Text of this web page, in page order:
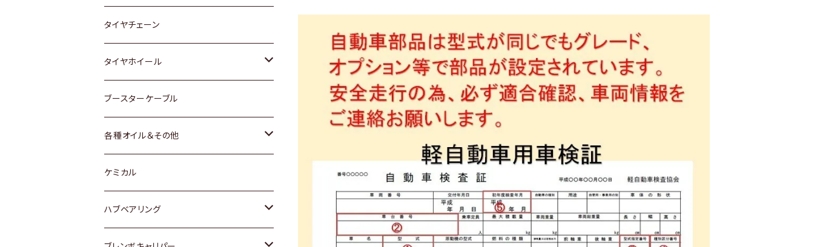
三菱
スバル
レクサス
マツダ
三菱
スバル
いすゞ
ダイハツ
マツダ
三菱
スバル
日産
ダイハツ
スバル
スズキ
日産
ダイハツ
マツダ
スズキ
日産
ダイハツ
マツダ
スバル
トヨタ
マツダ
タイヤチェーン
タイヤホイール
トヨタ
ホンダ
スズキ
日産
ブースターケーブル
各種オイル＆その他
ディーデル洗浄添加剤
ケミカル
ハブベアリング